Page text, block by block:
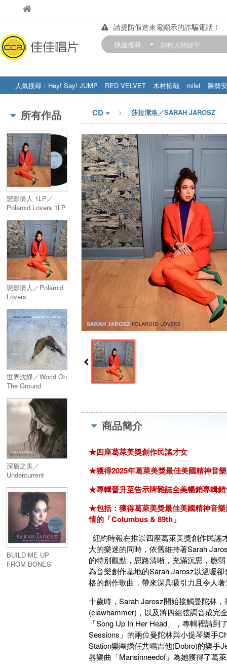
佳佳唱片
請提防假造來電顯示的詐騙電話！
【中華門市營業時間調整公告】
快速搜尋
人氣搜尋： Hey! Say! JUMP RED VELVET 木村拓哉 milet
陳勢安
STRAY KIDS
盧廣仲 周杰伦
所有作品
戀影情人 1LP／
Polaroid Lovers 1LP
戀影情人／Polaroid
Lovers
世界沈靜／World On
The Ground
深層之美／
Undercurrent
BUILD ME UP
FROM BONES
CD 莎拉潔洛／SARAH JAROSZ
商品簡介
★四座葛萊美獎創作民謠才女
★獲得2025年葛萊美獎最佳美國精神音
★專輯晉升至告示牌雜誌全美暢銷專輯
★包括：獲得葛萊美獎最佳美國精神音
情的「Columbus & 89th」
紐約時報在推崇四座葛萊美獎創作民謠
大的樂迷的同時，依舊維持著Sarah
的特別觀點，思路清晰，充滿沉思，脆
為音樂創作基地的Sarah Jarosz以溫暖
格的創作歌曲，帶來深具吸引力且令人
十歲時，Sarah Jarosz開始接觸曼陀林
(clawhammer)，以及將四組弦調音成完
「Song Up In Her Head」，專輯裡請
Sessions」的兩位曼陀林與小提琴樂手
Station樂團擔任共鳴吉他(Dobro)的樂手
器樂曲「Mansinneedof」為她獲得了葛